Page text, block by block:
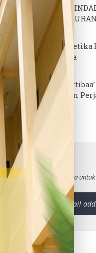
Kajian Islam –
BERSAMA AL-QURAN
17 NOVEMBER 2025
Live Kajian –
Menjadi Cahaya
11 NOVEMBER 2025
Keikhlasan & Ittibaa’
Berharga Dalam
Manusia
Masukan email Anda